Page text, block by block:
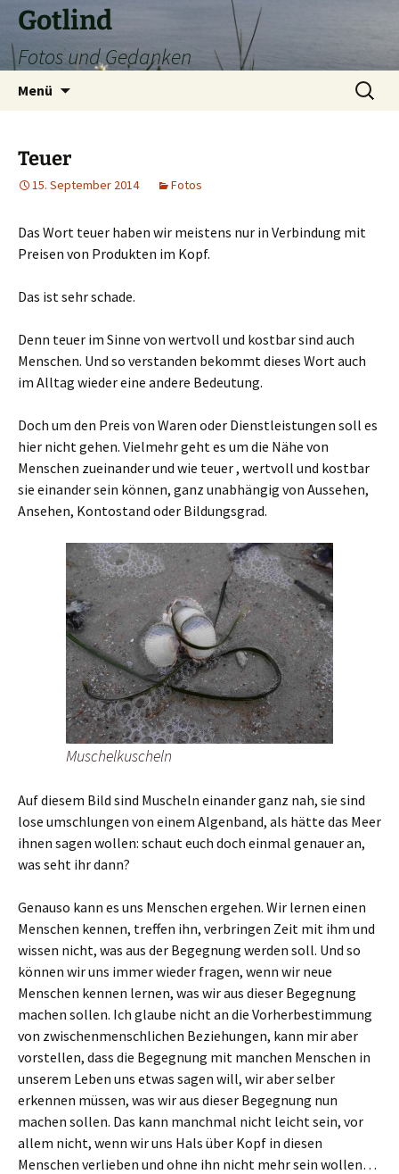
Zum
Inhalt
springen
Gotlind
Fotos und Gedanken
Menü
Suchen
nach:
Teuer
15. September 2014 Fotos
Das Wort teuer haben wir meistens nur in Verbindung mit
Preisen von Produkten im Kopf.
Das ist sehr schade.
Denn teuer im Sinne von wertvoll und kostbar sind auch
Menschen. Und so verstanden bekommt dieses Wort auch
im Alltag wieder eine andere Bedeutung.
Doch um den Preis von Waren oder Dienstleistungen soll es
hier nicht gehen. Vielmehr geht es um die Nähe von
Menschen zueinander und wie teuer , wertvoll und kostbar
sie einander sein können, ganz unabhängig von Aussehen,
Ansehen, Kontostand oder Bildungsgrad.
Muschelkuscheln
Auf diesem Bild sind Muscheln einander ganz nah, sie sind
lose umschlungen von einem Algenband, als hätte das Meer
ihnen sagen wollen: schaut euch doch einmal genauer an,
was seht ihr dann?
Genauso kann es uns Menschen ergehen. Wir lernen einen
Menschen kennen, treffen ihn, verbringen Zeit mit ihm und
wissen nicht, was aus der Begegnung werden soll. Und so
können wir uns immer wieder fragen, wenn wir neue
Menschen kennen lernen, was wir aus dieser Begegnung
machen sollen. Ich glaube nicht an die Vorherbestimmung
von zwischenmenschlichen Beziehungen, kann mir aber
vorstellen, dass die Begegnung mit manchen Menschen in
unserem Leben uns etwas sagen will, wir aber selber
erkennen müssen, was wir aus dieser Begegnung nun
machen sollen. Das kann manchmal nicht leicht sein, vor
allem nicht, wenn wir uns Hals über Kopf in diesen
Menschen verlieben und ohne ihn nicht mehr sein wollen…